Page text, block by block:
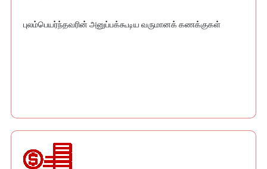
புலம்பெயர்ந்தவரின் அனுப்பக்கூடிய வருமானக் கணக்குகள்